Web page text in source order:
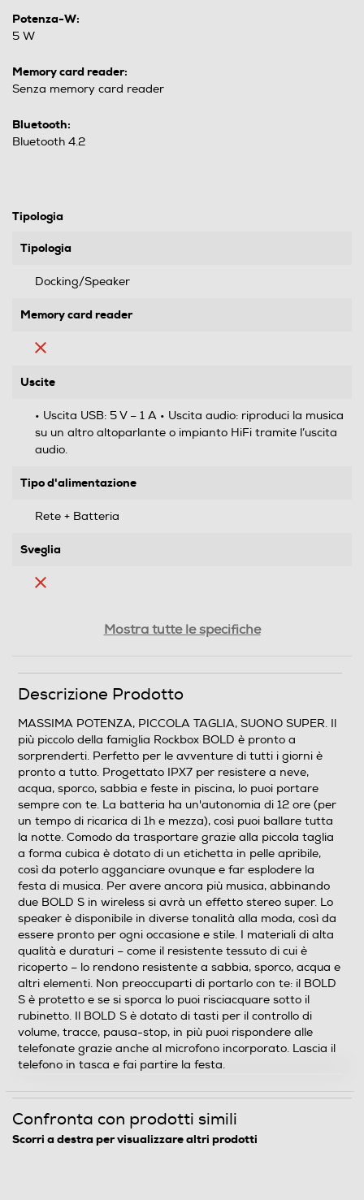
Potenza-W:
5 W
Memory card reader:
Senza memory card reader
Bluetooth:
Bluetooth 4.2
Tipologia
Tipologia
Docking/Speaker
Memory card reader
Uscite
• Uscita USB: 5 V – 1 A • Uscita audio: riproduci la musica
su un altro altoparlante o impianto HiFi tramite l’uscita
audio.
Tipo d'alimentazione
Rete + Batteria
Sveglia
Bluetooth
Bluetooth 4.2
Audio
Potenza-W
5
Amplificata
Amplificazione
Radio
Impedenza-ohm
4
Mostra tutte le specifiche
Descrizione Prodotto
MASSIMA POTENZA, PICCOLA TAGLIA, SUONO SUPER. Il
più piccolo della famiglia Rockbox BOLD è pronto a
sorprenderti. Perfetto per le avventure di tutti i giorni è
pronto a tutto. Progettato IPX7 per resistere a neve,
acqua, sporco, sabbia e feste in piscina, lo puoi portare
sempre con te. La batteria ha un'autonomia di 12 ore (per
un tempo di ricarica di 1h e mezza), così puoi ballare tutta
la notte. Comodo da trasportare grazie alla piccola taglia
a forma cubica è dotato di un etichetta in pelle apribile,
così da poterlo agganciare ovunque e far esplodere la
festa di musica. Per avere ancora più musica, abbinando
due BOLD S in wireless si avrà un effetto stereo super. Lo
speaker è disponibile in diverse tonalità alla moda, così da
essere pronto per ogni occasione e stile. I materiali di alta
qualità e duraturi – come il resistente tessuto di cui è
ricoperto – lo rendono resistente a sabbia, sporco, acqua e
altri elementi. Non preoccuparti di portarlo con te: il BOLD
S è protetto e se si sporca lo puoi risciacquare sotto il
rubinetto. Il BOLD S è dotato di tasti per il controllo di
volume, tracce, pausa-stop, in più puoi rispondere alle
telefonate grazie anche al microfono incorporato. Lascia il
telefono in tasca e fai partire la festa.
Confronta con prodotti simili
Scorri a destra per visualizzare altri prodotti